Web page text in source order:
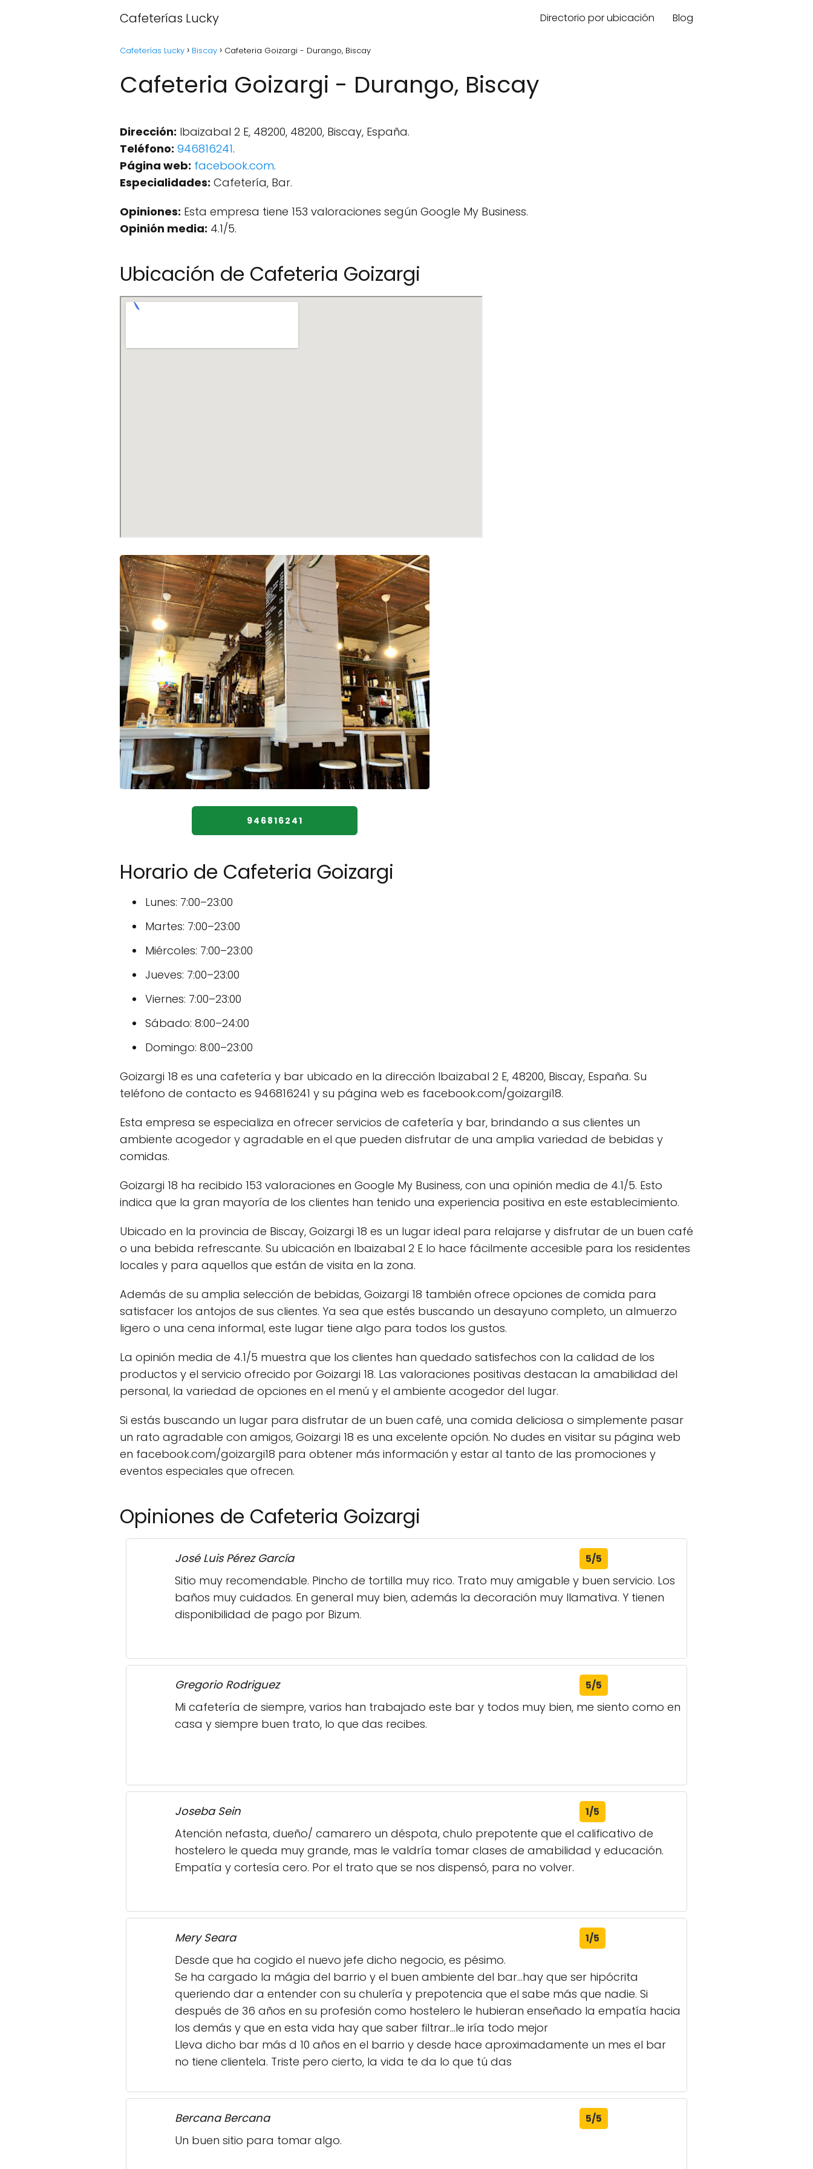
Cafeterías Lucky Directorio por ubicación Blog
Cafeterías Lucky Biscay Cafeteria Goizargi - Durango, Biscay
Cafeteria Goizargi - Durango, Biscay
Dirección: Ibaizabal 2 E, 48200, 48200, Biscay, España.
Teléfono: 946816241.
Página web: facebook.com.
Especialidades: Cafetería, Bar.
Opiniones: Esta empresa tiene 153 valoraciones según Google My Business.
Opinión media: 4.1/5.
Ubicación de Cafeteria Goizargi
946816241
Horario de Cafeteria Goizargi
Lunes: 7:00–23:00
Martes: 7:00–23:00
Miércoles: 7:00–23:00
Jueves: 7:00–23:00
Viernes: 7:00–23:00
Sábado: 8:00–24:00
Domingo: 8:00–23:00
Goizargi 18 es una cafetería y bar ubicado en la dirección Ibaizabal 2 E, 48200, Biscay, España. Su
teléfono de contacto es 946816241 y su página web es facebook.com/goizargi18.
Esta empresa se especializa en ofrecer servicios de cafetería y bar, brindando a sus clientes un
ambiente acogedor y agradable en el que pueden disfrutar de una amplia variedad de bebidas y
comidas.
Goizargi 18 ha recibido 153 valoraciones en Google My Business, con una opinión media de 4.1/5. Esto
indica que la gran mayoría de los clientes han tenido una experiencia positiva en este establecimiento.
Ubicado en la provincia de Biscay, Goizargi 18 es un lugar ideal para relajarse y disfrutar de un buen café
o una bebida refrescante. Su ubicación en Ibaizabal 2 E lo hace fácilmente accesible para los residentes
locales y para aquellos que están de visita en la zona.
Además de su amplia selección de bebidas, Goizargi 18 también ofrece opciones de comida para
satisfacer los antojos de sus clientes. Ya sea que estés buscando un desayuno completo, un almuerzo
ligero o una cena informal, este lugar tiene algo para todos los gustos.
La opinión media de 4.1/5 muestra que los clientes han quedado satisfechos con la calidad de los
productos y el servicio ofrecido por Goizargi 18. Las valoraciones positivas destacan la amabilidad del
personal, la variedad de opciones en el menú y el ambiente acogedor del lugar.
Si estás buscando un lugar para disfrutar de un buen café, una comida deliciosa o simplemente pasar
un rato agradable con amigos, Goizargi 18 es una excelente opción. No dudes en visitar su página web
en facebook.com/goizargi18 para obtener más información y estar al tanto de las promociones y
eventos especiales que ofrecen.
Opiniones de Cafeteria Goizargi
José Luis Pérez García 5/5
Sitio muy recomendable. Pincho de tortilla muy rico. Trato muy amigable y buen servicio. Los
baños muy cuidados. En general muy bien, además la decoración muy llamativa. Y tienen
disponibilidad de pago por Bizum.
Gregorio Rodriguez 5/5
Mi cafetería de siempre, varios han trabajado este bar y todos muy bien, me siento como en
casa y siempre buen trato, lo que das recibes.
Atención nefasta, dueño/ camarero un déspota, chulo prepotente que el calificativo de
hostelero le queda muy grande, mas le valdría tomar clases de amabilidad y educación.
Mery Seara
Se ha cargado la mágia del barrio y el buen ambiente del bar...hay que ser hipócrita
queriendo dar a entender con su chulería y prepotencia que el sabe más que nadie. Si
después de 36 años en su profesión como hostelero le hubieran enseñado la empatía hacia
los demás y que en esta vida hay que saber filtrar...le iría todo mejor
Lleva dicho bar más d 10 años en el barrio y desde hace aproximadamente un mes el bar
no tiene clientela. Triste pero cierto, la vida te da lo que tú das
Bercana Bercana
Jesus Mari E.H.